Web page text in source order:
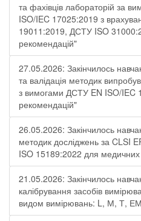
та фахівців лабораторій за
ISO/IEC 17025:2019 з
19011:2019, ДСТУ ISO
рекомендацій"
27.05.2026: Закінчилось
та валідація методик
з вимогами ДСТУ EN ISO/IEC
рекомендацій"
26.05.2026: Закінчилось
методик досліджень за CLSI
ISO 15189:2022 для медичних
21.05.2026: Закінчилось
калібрування засобів
видом вимірювань: L, М, Т,